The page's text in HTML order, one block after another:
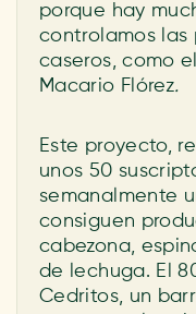
porque hay
controlamos las
caseros, como
Macario Flórez.
Este proyecto,
unos 50
semanalmente
consiguen
cabezona,
de lechuga. El
Cedritos, un